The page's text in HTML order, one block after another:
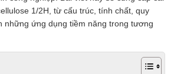
1/2H, từ cấu trúc, tính chất, quy
những ứng dụng tiềm năng trong tương